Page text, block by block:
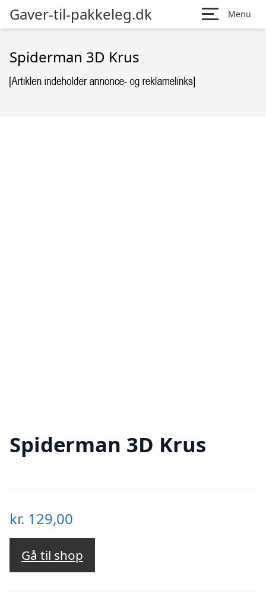
Gaver-til-pakkeleg.dk Menu
Spiderman 3D Krus
Spiderman 3D Krus
kr. 129,00
Gå til shop